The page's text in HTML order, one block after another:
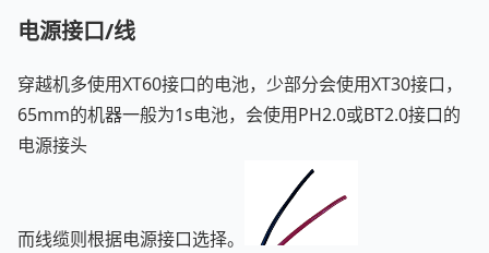
电源接口/线
穿越机多使用XT60接口的电池，少部分会使用XT30接口，
65mm的机器一般为1s电池，会使用PH2.0或BT2.0接口的
电源接头
而线缆则根据电源接口选择。